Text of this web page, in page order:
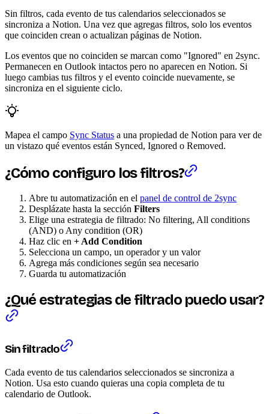
Sin filtros, cada evento de tus calendarios seleccionados se
sincroniza a Notion. Una vez que agregas filtros, solo los eventos
que coinciden crean o actualizan páginas de Notion.
Los eventos que no coinciden se marcan como "Ignored" en 2sync.
Permanecen en Outlook intactos pero no aparecen en Notion. Si
luego cambias tus filtros y el evento coincide nuevamente, se
sincroniza en el siguiente ciclo.
Mapea el campo Sync Status a una propiedad de Notion para ver de
un vistazo qué eventos están Synced, Ignored o Removed.
¿Cómo configuro los filtros?
Abre tu automatización en el panel de control de 2sync
Desplázate hasta la sección Filters
Elige una estrategia de filtrado: No filtering, All conditions
(AND) o Any condition (OR)
Haz clic en + Add Condition
Selecciona un campo, un operador y un valor
Agrega más condiciones según sea necesario
Guarda tu automatización
¿Qué estrategias de filtrado puedo usar?
Sin filtrado
Cada evento de tus calendarios seleccionados se sincroniza a
Notion. Usa esto cuando quieras una copia completa de tu
calendario de Outlook.